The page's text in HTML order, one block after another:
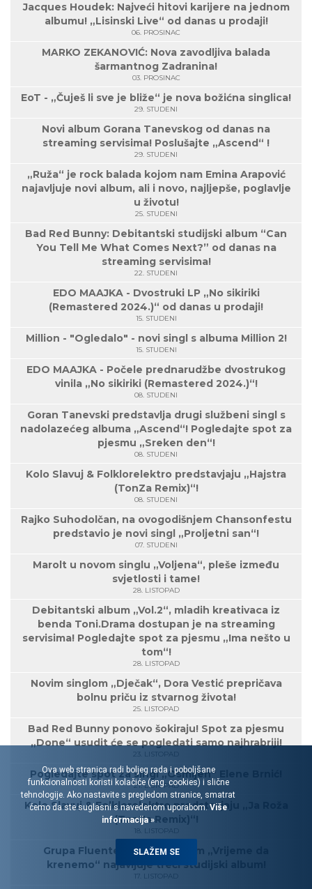
Jacques Houdek: Najveći hitovi karijere na jednom
albumu! „Lisinski Live“ od danas u prodaji!
06. PROSINAC
MARKO ZEKANOVIĆ: Nova zavodljiva balada
šarmantnog Zadranina!
03. PROSINAC
EoT - „Čuješ li sve je bliže“ je nova božićna singlica!
29. STUDENI
Novi album Gorana Tanevskog od danas na
streaming servisima! Poslušajte „Ascend“ !
29. STUDENI
„Ruža“ je rock balada kojom nam Emina Arapović
najavljuje novi album, ali i novo, najljepše, poglavlje
u životu!
25. STUDENI
Bad Red Bunny: Debitantski studijski album “Can
You Tell Me What Comes Next?” od danas na
streaming servisima!
22. STUDENI
EDO MAAJKA - Dvostruki LP „No sikiriki
(Remastered 2024.)“ od danas u prodaji!
15. STUDENI
Million - "Ogledalo" - novi singl s albuma Million 2!
15. STUDENI
EDO MAAJKA - Počele prednarudžbe dvostrukog
vinila „No sikiriki (Remastered 2024.)“!
08. STUDENI
Goran Tanevski predstavlja drugi službeni singl s
nadolazećeg albuma „Ascend“! Pogledajte spot za
pjesmu „Sreken den“!
08. STUDENI
Kolo Slavuj & Folklorelektro predstavjaju „Hajstra
(TonZa Remix)“!
08. STUDENI
Rajko Suhodolčan, na ovogodišnjem Chansonfestu
predstavio je novi singl „Proljetni san“!
07. STUDENI
Marolt u novom singlu „Voljena“, pleše između
svjetlosti i tame!
28. LISTOPAD
Debitantski album „Vol.2“, mladih kreativaca iz
benda Toni.Drama dostupan je na streaming
servisima! Pogledajte spot za pjesmu „Ima nešto u
tom“!
28. LISTOPAD
Novim singlom „Dječak“, Dora Vestić prepričava
bolnu priču iz stvarnog života!
25. LISTOPAD
Bad Red Bunny ponovo šokiraju! Spot za pjesmu
„Done“ usudit će se pogledati samo najhrabriji!
23. LISTOPAD
Pogledajte spot za singl „Osmijeh“ Elene Brnić!
21. LISTOPAD
Kolo Slavuj & Folklorelektro predstavjaju „Ja Roža
(TonZa Remix)“!
18. LISTOPAD
Grupa Fluentes novim singlom „Vrijeme da
krenemo“ najavljuje treći studijski album!
17. LISTOPAD
Ova web stranica radi boljeg rada i poboljšane
funkcionalnosti koristi kolačiće (eng. cookies) i slične
tehnologije. Ako nastavite s pregledom stranice, smatrat
ćemo da ste suglasni s navedenom uporabom. Više
informacija »
SLAŽEM SE